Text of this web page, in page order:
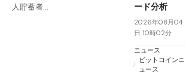
人貯蓄者…
ード分析
2026年08月04
日 10時02分
ニュース
ビットコインニ
ュース